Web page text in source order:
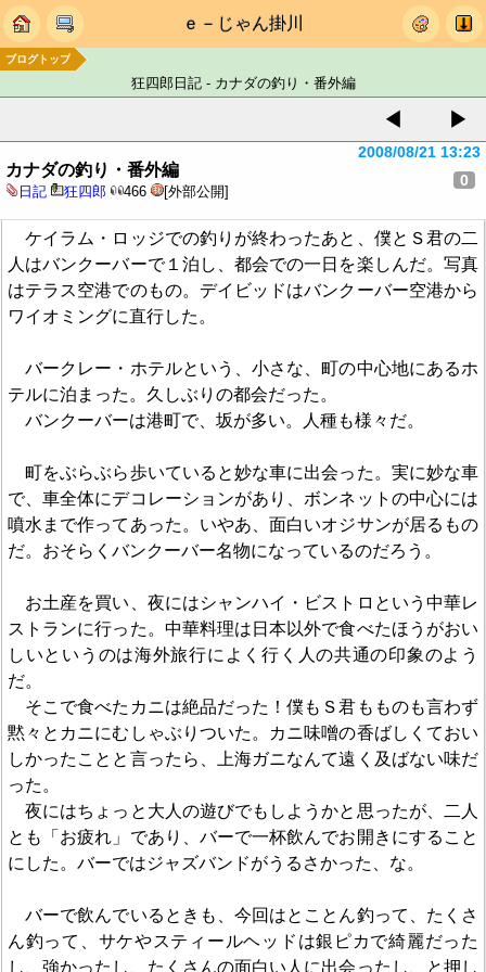
ｅ－じゃん掛川
ブログトップ
狂四郎日記 - カナダの釣り・番外編
◀ ▶
カナダの釣り・番外編
日記 狂四郎 466 [外部公開]
2008/08/21 13:23
0
ケイラム・ロッジでの釣りが終わったあと、僕とＳ君の二
人はバンクーバーで１泊し、都会での一日を楽しんだ。写真
はテラス空港でのもの。デイビッドはバンクーバー空港から
ワイオミングに直行した。
バークレー・ホテルという、小さな、町の中心地にあるホ
テルに泊まった。久しぶりの都会だった。
バンクーバーは港町で、坂が多い。人種も様々だ。
町をぶらぶら歩いていると妙な車に出会った。実に妙な車
で、車全体にデコレーションがあり、ボンネットの中心には
噴水まで作ってあった。いやあ、面白いオジサンが居るもの
だ。おそらくバンクーバー名物になっているのだろう。
お土産を買い、夜にはシャンハイ・ビストロという中華レ
ストランに行った。中華料理は日本以外で食べたほうがおい
しいというのは海外旅行によく行く人の共通の印象のよう
だ。
そこで食べたカニは絶品だった！僕もＳ君もものも言わず
黙々とカニにむしゃぶりついた。カニ味噌の香ばしくておい
しかったことと言ったら、上海ガニなんて遠く及ばない味だ
った。
夜にはちょっと大人の遊びでもしようかと思ったが、二人
とも「お疲れ」であり、バーで一杯飲んでお開きにすること
にした。バーではジャズバンドがうるさかった、な。
バーで飲んでいるときも、今回はとことん釣って、たくさ
ん釣って、サケやスティールヘッドは銀ピカで綺麗だった
し、強かったし、たくさんの面白い人に出会ったし、と押し